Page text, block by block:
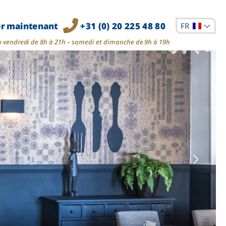
maintenant +31 (0) 20 225 48 80 FR
de 8h à 21h – samedi et dimanche de 9h à 19h